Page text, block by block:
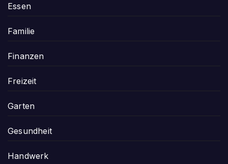
Essen
Familie
Finanzen
Freizeit
Garten
Gesundheit
Handwerk